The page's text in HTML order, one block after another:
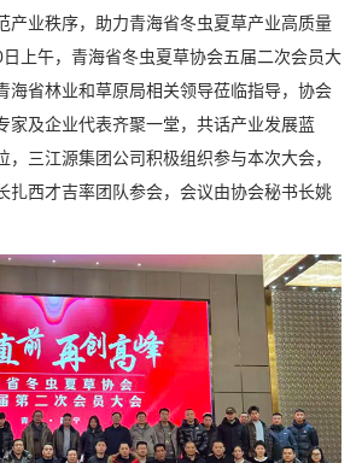
产业秩序，助力青海省冬虫夏草产业高质量
上午，青海省冬虫夏草协会五届二次会员大
海省林业和草原局相关领导莅临指导，协会
家及企业代表齐聚一堂，共话产业发展蓝
，三江源集团公司积极组织参与本次大会，
扎西才吉率团队参会，会议由协会秘书长姚